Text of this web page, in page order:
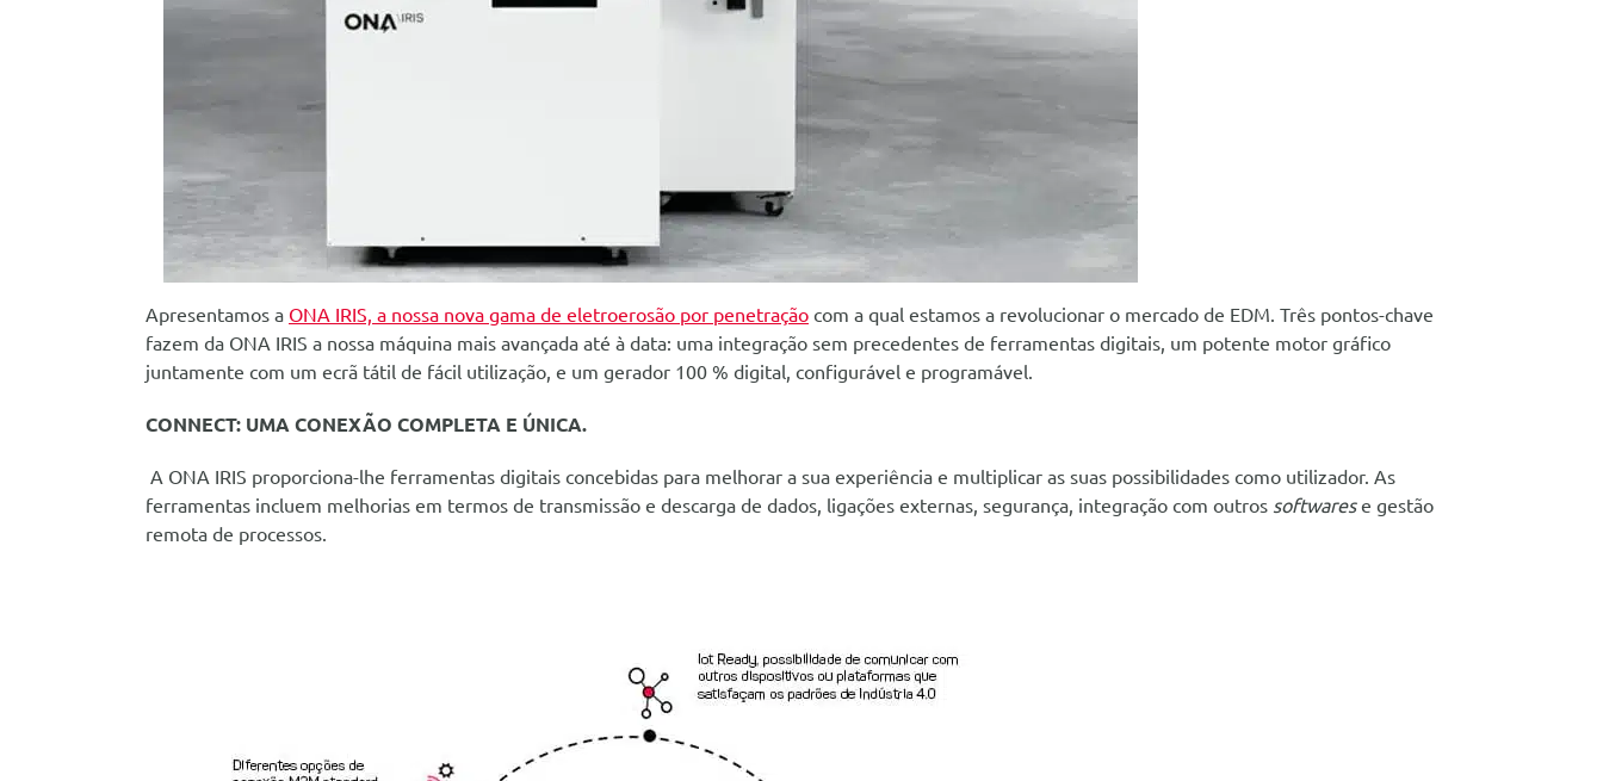
Apresentamos a ONA IRIS, a nossa nova gama de eletroerosão por penetração com a qual estamos a revolucionar o mercado de EDM. Três pontos-chave
fazem da ONA IRIS a nossa máquina mais avançada até à data: uma integração sem precedentes de ferramentas digitais, um potente motor gráfico
juntamente com um ecrã tátil de fácil utilização, e um gerador 100 % digital, configurável e programável.
CONNECT: UMA CONEXÃO COMPLETA E ÚNICA.
A ONA IRIS proporciona-lhe ferramentas digitais concebidas para melhorar a sua experiência e multiplicar as suas possibilidades como utilizador. As
ferramentas incluem melhorias em termos de transmissão e descarga de dados, ligações externas, segurança, integração com outros softwarese gestão
remota de processos.